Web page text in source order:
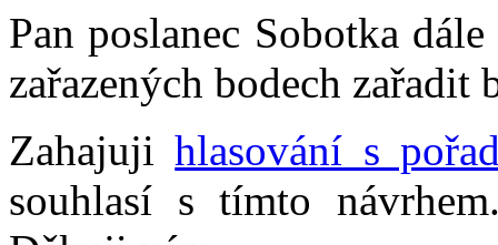
Pan poslanec Sobotka
zařazených bodech
Zahajujihlasování s
souhlasí s tímto